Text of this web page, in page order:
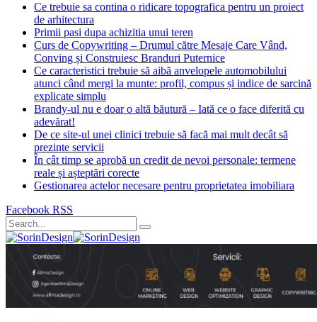
Ce trebuie sa contina o ridicare topografica pentru un proiect
de arhitectura
Primii pasi dupa achizitia unui teren
Curs de Copywriting – Drumul către Mesaje Care Vând,
Conving și Construiesc Branduri Puternice
Ce caracteristici trebuie să aibă anvelopele automobilului
atunci când mergi la munte: profil, compus și indice de sarcină
explicate simplu
Brandy-ul nu e doar o altă băutură – Iată ce o face diferită cu
adevărat!
De ce site-ul unei clinici trebuie să facă mai mult decât să
prezinte servicii
În cât timp se aprobă un credit de nevoi personale: termene
reale și așteptări corecte
Gestionarea actelor necesare pentru proprietatea imobiliara
Facebook RSS